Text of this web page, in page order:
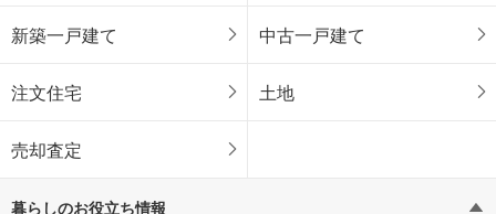
新築一戸建て 中古一戸建て
注文住宅 土地
売却査定
暮らしのお役立ち情報